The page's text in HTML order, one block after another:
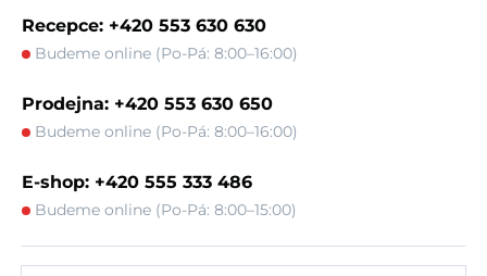
Recepce: +420 553 630 630
Budeme online (Po-Pá: 8:00–16:00)
Prodejna: +420 553 630 650
Budeme online (Po-Pá: 8:00–16:00)
E-shop: +420 555 333 486
Budeme online (Po-Pá: 8:00–15:00)